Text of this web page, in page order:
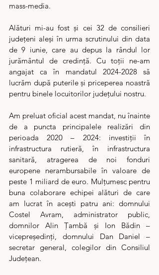
mass-media.
Alături mi-au fost și cei 32 de consilieri
județeni aleși în urma scrutinului din data
de 9 iunie, care au depus la rândul lor
jurământul de credință. Cu toții ne-am
angajat ca în mandatul 2024-2028 să
lucrăm după puterile și priceperea noastră
pentru binele locuitorilor județului nostru.
Am preluat oficial acest mandat, nu înainte
de a puncta principalele realizări din
perioada 2020 – 2024: investiții în
infrastructura rutieră, în infrastructura
sanitară, atragerea de noi fonduri
europene nerambursabile în valoare de
peste 1 miliard de euro. Mulțumesc pentru
buna colaborare echipei alături de care
am lucrat în acești patru ani: domnului
Costel Avram, administrator public,
domnilor Alin Țambă și Ion Bădin –
vicepreședinți, domnului Dan Daniel –
secretar general, colegilor din Consiliul
Județean.